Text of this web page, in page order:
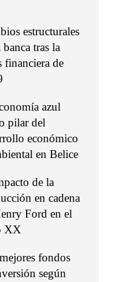
estructurales
banca tras la
financiera de
azul
pilar del
económico
en Belice
de la
en cadena
Ford en el
XX
fondos
según